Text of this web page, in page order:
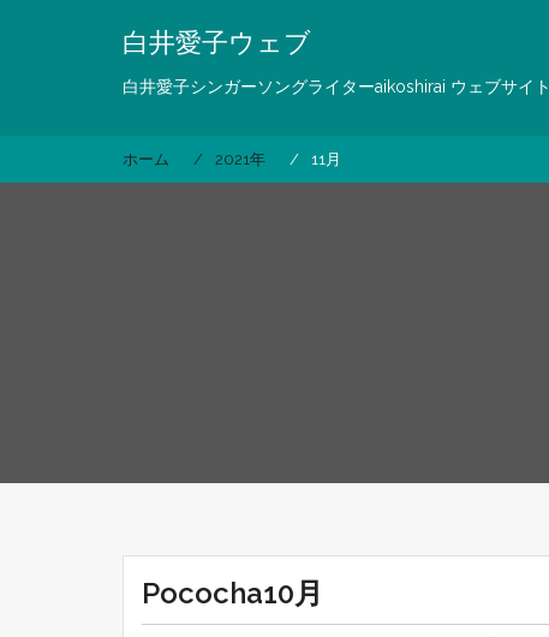
白井愛子ウェブ
白井愛子シンガーソングライターaikoshirai ウェブサイト
ホーム 2021年 11月
Pococha10月